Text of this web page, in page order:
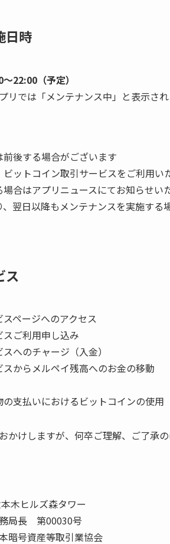
日時
22:00（予定）
リでは「メンテナンス中」と表示さ
後する場合がございます
ットコイン取引サービスをご利用い
合はアプリニュースにてお知らせい
翌日以降もメンテナンスを実施する
ス
ページへのアクセス
ご利用申し込み
へのチャージ（入金）
からメルペイ残高へのお金の移動
の支払いにおけるビットコインの使用
かけしますが、何卒ご理解、ご了承の
木ヒルズ森タワー
局長 第00030号
暗号資産等取引業協会